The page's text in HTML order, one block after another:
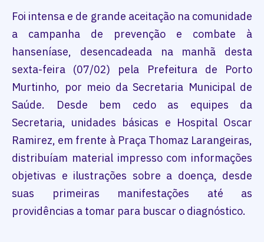
Foi intensa e de grande aceitação na comunidade
a campanha de prevenção e combate à
hanseníase, desencadeada na manhã desta
sexta-feira (07/02) pela Prefeitura de Porto
Murtinho, por meio da Secretaria Municipal de
Saúde. Desde bem cedo as equipes da
Secretaria, unidades básicas e Hospital Oscar
Ramirez, em frente à Praça Thomaz Larangeiras,
distribuíam material impresso com informações
objetivas e ilustrações sobre a doença, desde
suas primeiras manifestações até as
providências a tomar para buscar o diagnóstico.